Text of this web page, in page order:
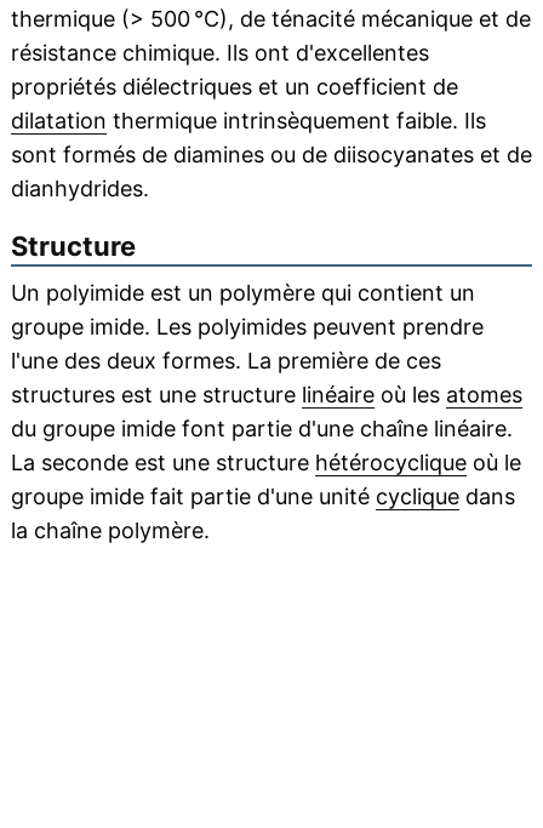
thermique (> 500 °C), de ténacité mécanique et de
résistance chimique. Ils ont d'excellentes
propriétés diélectriques et un coefficient de
dilatation thermique intrinsèquement faible. Ils
sont formés de diamines ou de diisocyanates et de
dianhydrides.
Structure
Un polyimide est un polymère qui contient un
groupe imide. Les polyimides peuvent prendre
l'une des deux formes. La première de ces
structures est une structure linéaireoù les atomes
du groupe imide font partie d'une chaîne linéaire.
La seconde est une structure hétérocycliqueoù le
groupe imide fait partie d'une unité cycliquedans
la chaîne polymère.